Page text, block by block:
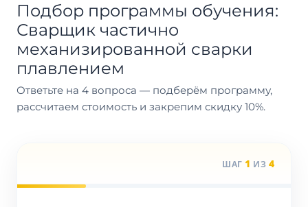
Подбор программы обучения:
Сварщик частично
механизированной сварки
плавлением
Ответьте на 4 вопроса — подберём программу,
рассчитаем стоимость и закрепим скидку 10%.
ШАГ 1 ИЗ 4